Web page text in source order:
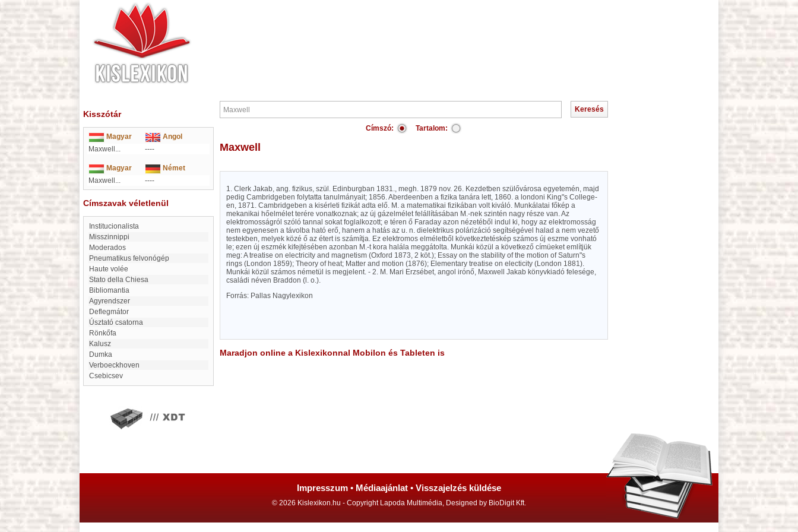
Kisszótár
Magyar
Angol
Maxwell...
----
Magyar
Német
Maxwell...
----
Címszavak véletlenül
institucionalista
Misszinnippi
Moderados
Pneumatikus felvonógép
Haute volée
Stato della Chiesa
bibliomantia
Agyrendszer
Deflegmátor
Úsztató csatorna
Rönkőfa
Kalusz
Dumka
Verboeckhoven
Csebicsev
Címszó: Tartalom:
Maxwell
1. Clerk Jakab, ang. fizikus, szül. Edinburgban 1831., megh. 1879 nov. 26. Kezdetben szülővárosa egyetemén, majd
pedig Cambridgeben folytatta tanulmányait; 1856. Aberdeenben a fizika tanára lett, 1860. a londoni King"s College-
en, 1871. Cambridgeben a kisérleti fizikát adta elő. M. a matematikai fizikában volt kiváló. Munkálatai főkép a
mekanikai hőelmélet terére vonatkoznak; az új gázelmélet felállításában M.-nek szintén nagy része van. Az
elektromosságról szóló tannal sokat foglalkozott; e téren ő Faraday azon nézetéből indul ki, hogy az elektromosság
nem egyenesen a távolba ható erő, hanem a hatás az u. n. dielektrikus polárizáció segítségével halad a nem vezető
testekben, melyek közé ő az étert is számítja. Ez elektromos elméletből következtetéskép számos új eszme vonható
le; ezen új eszmék kifejtésében azonban M.-t kora halála meggátolta. Munkái közül a következő címüeket említjük
meg: A treatise on electricity and magnetism (Oxford 1873, 2 köt.); Essay on the stability of the motion of Saturn"s
rings (London 1859); Theory of heat; Matter and motion (1876); Elementary treatise on electicity (London 1881).
Munkái közül számos németül is megjelent. - 2. M. Mari Erzsébet, angol irónő, Maxwell Jakab könyvkiadó felesége,
családi néven Braddon (l. o.).
Forrás: Pallas Nagylexikon
Maradjon online a Kislexikonnal Mobilon és Tableten is
Impresszum • Médiaajánlat • Visszajelzés küldése
© 2026 Kislexikon.hu - Copyright Lapoda Multimédia, Designed by BioDigit Kft.